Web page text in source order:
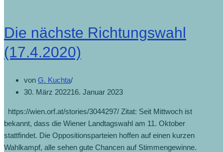
Die nächste Richtungswahl
(17.4.2020)
von G. Kuchta
30. März 202216. Januar 2023
https://wien.orf.at/stories/3044297/ Zitat: Seit Mittwoch ist
bekannt, dass die Wiener Landtagswahl am 11. Oktober
stattfindet. Die Oppositionsparteien hoffen auf einen kurzen
Wahlkampf, alle sehen gute Chancen auf Stimmengewinne.